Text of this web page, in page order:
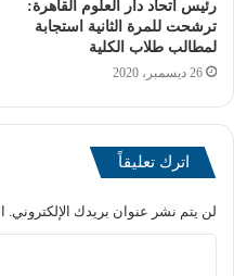
وأشار الوزير إلى أن هناك
التي يمكن الاستثمار فيها بين
والبحث العلمي، مُنوهًا
التعليم الفني والتكنولوجي
رئيس اتحاد دار العلوم القاهرة:
ترشحت للمرة الثانية استجابة
لمطالب طلاب الكلية
26 ديسمبر، 2020
اترك تعليقاً
لن يتم نشر عنوان بريدك الإلكتروني.